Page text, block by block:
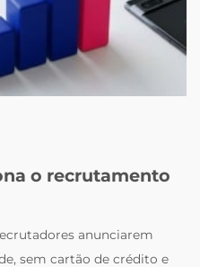
o recrutamento
anunciarem
sem cartão de crédito e